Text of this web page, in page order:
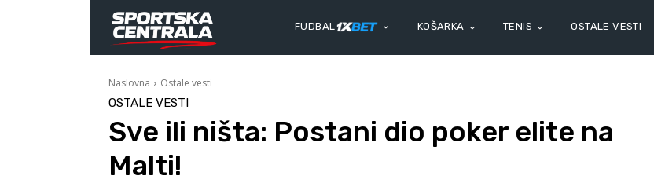
FUDBAL KOŠARKA TENIS OSTALE VESTI
Naslovna Ostale vesti
OSTALE VESTI
Sve ili ništa: Postani dio poker elite na
Malti!